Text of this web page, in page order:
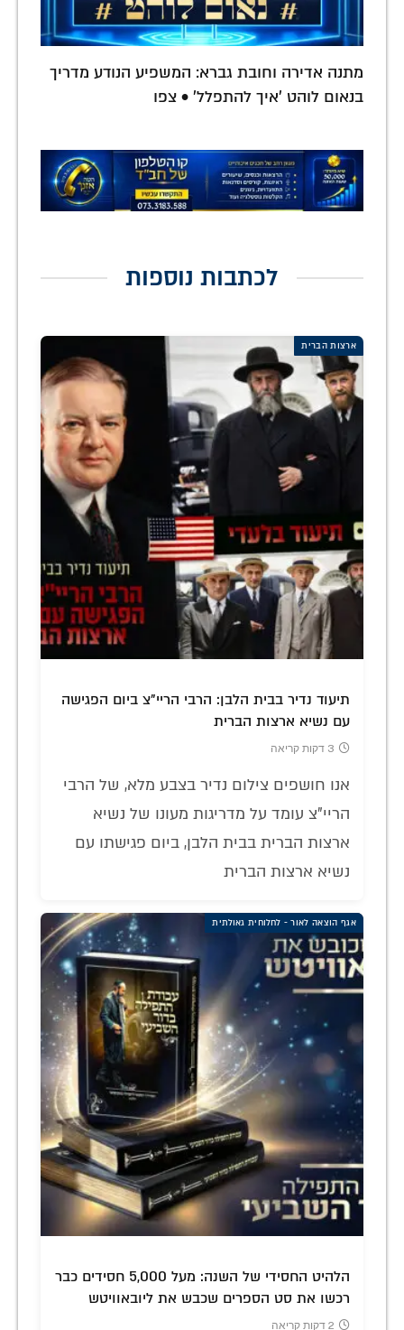
מתנה אדירה וחובת גברא: המשפיע הנודע מדריך
בנאום לוהט 'איך להתפלל' • צפו
לכתבות נוספות
ארצות הברית
תיעוד נדיר בבית הלבן: הרבי הריי"צ ביום הפגישה
עם נשיא ארצות הברית
3 דקות קריאה
אנו חושפים צילום נדיר בצבע מלא, של הרבי
הריי"צ עומד על מדריגות מעונו של נשיא
ארצות הברית בבית הלבן, ביום פגישתו עם
נשיא ארצות הברית
אגף הוצאה לאור - לחלוחית גאולתית
הלהיט החסידי של השנה: מעל 5,000 חסידים כבר
רכשו את סט הספרים שכבש את ליובאוויטש
2 דקות קריאה